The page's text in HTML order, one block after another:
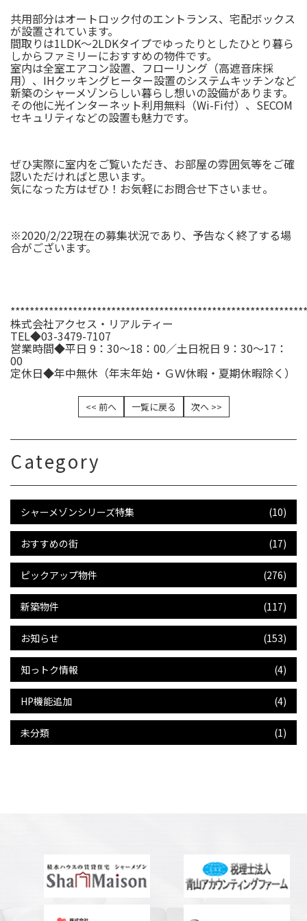
共用部分はオートロック付のエントランス、宅配ボックス
が設置されています。
間取りは1LDK～2LDKタイプでゆったりとしたひとり暮ら
しからファミリーにおすすめの物件です。
室内は全室エアコン設置、フローリング（高遮音床採
用）、IHクッキングヒーター設置のシステムキッチンなど
新築のシャーメゾンらしい暮らし想いの設備があります。
その他に光インターネット利用無料（Wi-Fi付）、SECOM
セキュリティなどの設置も魅力です。
ぜひ実際に室内をご覧いただき、お部屋の雰囲気等をご確
認いただければと思います。
気になった方はぜひ！お気軽にお問合せ下さいませ。
※2020/2/22現在の募集状況であり、予告なく終了する場
合がございます。
株式会社アクセス・リアルティー
TEL◆03-3479-7107
営業時間◆平日 9：30～18：00／土日祝日 9：30～17：
00
定休日◆年中無休（年末年始・ＧＷ休暇・夏期休暇除く）
<< 前へ 一覧に戻る 次へ >>
Category
シャーメゾンシリーズ特集 (10)
おすすめの街 (17)
ピックアップ物件 (276)
新築物件 (117)
お知らせ (153)
知っトク情報 (4)
HP機能追加 (4)
未分類 (1)